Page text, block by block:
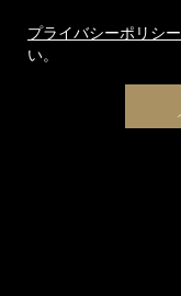
プライバシーポリシー
い。